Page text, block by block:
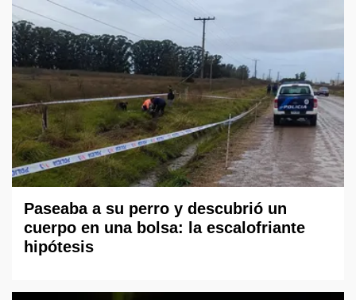
Paseaba a su perro y descubrió un
cuerpo en una bolsa: la escalofriante
hipótesis